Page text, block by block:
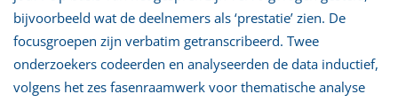
bijvoorbeeld wat de deelnemers als ‘prestatie’ zien. De
focusgroepen zijn verbatim getranscribeerd. Twee
onderzoekers codeerden en analyseerden de data inductief,
volgens het zes fasenraamwerk voor thematische analyse